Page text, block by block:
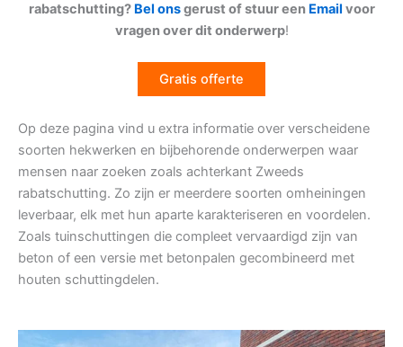
rabatschutting? Bel onsgerust of stuur een Email voor
vragen over dit onderwerp!
Gratis offerte
Op deze pagina vind u extra informatie over verscheidene
soorten hekwerken en bijbehorende onderwerpen waar
mensen naar zoeken zoals achterkant Zweeds
rabatschutting. Zo zijn er meerdere soorten omheiningen
leverbaar, elk met hun aparte karakteriseren en voordelen.
Zoals tuinschuttingen die compleet vervaardigd zijn van
beton of een versie met betonpalen gecombineerd met
houten schuttingdelen.